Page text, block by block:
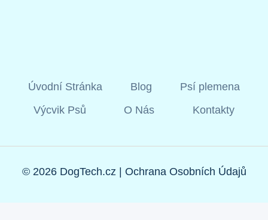
Úvodní Stránka Blog
Psí plemena
Výcvik Psů
O Nás Kontakty
© 2026 DogTech.cz | Ochrana Osobních Údajů